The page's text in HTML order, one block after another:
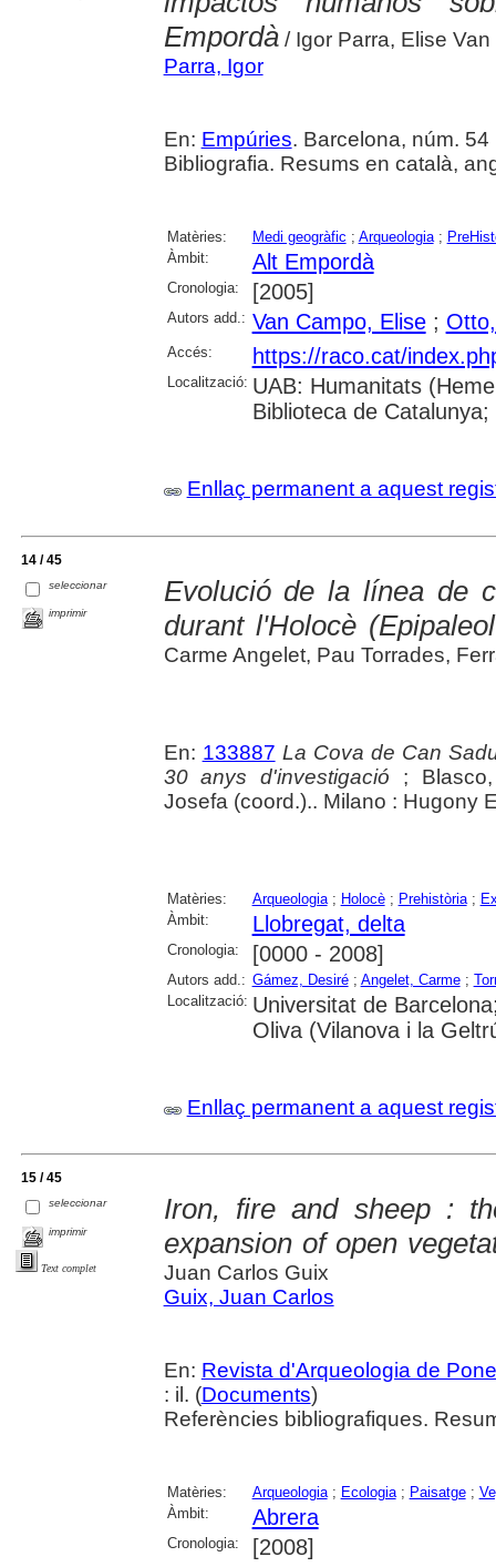
Empordà/ Igor Parra, Elise
Parra, Igor
En: Empúries. Barcelona, núm.
Bibliografia. Resums en català,
Matèries: Medi geogràfic ; Arqueologia;
Àmbit:
Alt Empordà
Cronologia: [2005]
Autors add.: Van Campo, Elise;
Accés: https://raco.cat/
Localització: UAB: Humanitats
Biblioteca de
Enllaç permanent a aquest
14 / 45
seleccionar
imprimir
Evolució de la línea de
durant l'Holocè
Carme Angelet, Pau Torrades,
En: 133887 La Cova de Can
30 anys d'investigació ;
Josefa (coord.).. Milano : Hugony
Matèries: Arqueologia; Holocè; Prehistòria;
Àmbit:
Llobregat, delta
Cronologia: [0000 - 2008]
Autors add.: Gámez, Desiré; Angelet, Carme;
Localització: Universitat de
Oliva (Vilanova i la
Enllaç permanent a aquest
15 / 45
seleccionar
imprimir
Text complet
Iron, fire and sheep :
expansion of open
Juan Carlos Guix
Guix, Juan Carlos
En: Revista d'Arqueologia de
: il. (Documents)
Referències bibliografiques.
Matèries: Arqueologia; Ecologia; Paisatge;
Àmbit:
Abrera
Cronologia: [2008]